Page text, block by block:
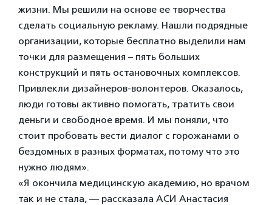
жизни. Мы решили на основе ее творчества
сделать социальную рекламу. Нашли подрядные
организации, которые бесплатно выделили нам
точки для размещения – пять больших
конструкций и пять остановочных комплексов.
Привлекли дизайнеров-волонтеров. Оказалось,
люди готовы активно помогать, тратить свои
деньги и свободное время. И мы поняли, что
стоит пробовать вести диалог с горожанами о
бездомных в разных форматах, потому что это
нужно людям».
«Я окончила медицинскую академию, но врачом
так и не стала, — рассказала АСИ Анастасия